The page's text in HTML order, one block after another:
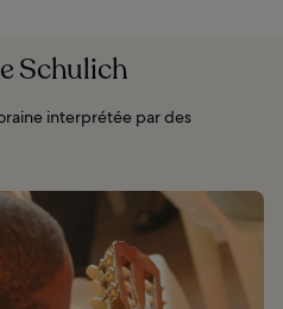
Schulich
interprétée par des